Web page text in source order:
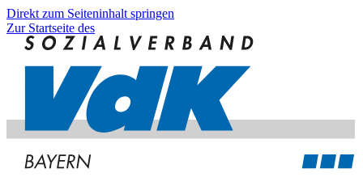
Direkt zum Seiteninhalt springen
Zur Startseite des